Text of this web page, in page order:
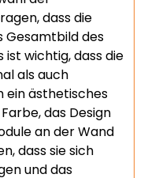
dass die
Gesamtbild des
wichtig, dass die
als auch
ein ästhetisches
das Design
an der Wand
dass sie sich
und das